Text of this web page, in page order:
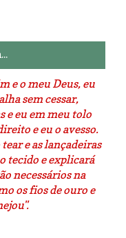
e o meu Deus, eu
sem cessar,
e eu em meu tolo
e eu o avesso.
e as lançadeiras
tecido e explicará
necessários na
os fios de ouro e